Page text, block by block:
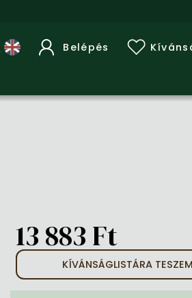
Belépés
13 883 Ft
KÍVÁNSÁGLISTÁRA TESZEM